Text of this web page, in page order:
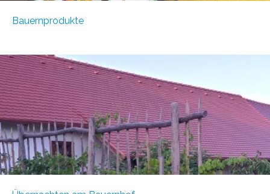
Bauernprodukte